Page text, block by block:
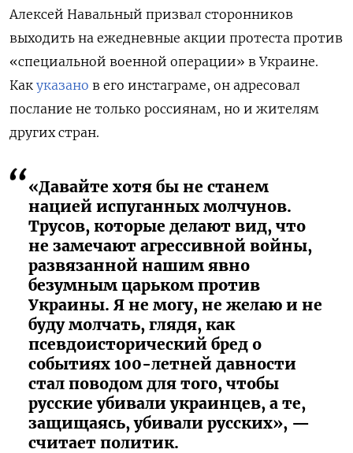
Алексей Навальный призвал сторонников
выходить на ежедневные акции протеста против
«специальной военной операции» в Украине.
Как указано в его инстаграме, он адресовал
послание не только россиянам, но и жителям
других стран.
«Давайте хотя бы не станем
нацией испуганных молчунов.
Трусов, которые делают вид, что
не замечают агрессивной войны,
развязанной нашим явно
безумным царьком против
Украины. Я не могу, не желаю и не
буду молчать, глядя, как
псевдоисторический бред о
событиях 100-летней давности
стал поводом для того, чтобы
русские убивали украинцев, а те,
защищаясь, убивали русских», —
считает политик.